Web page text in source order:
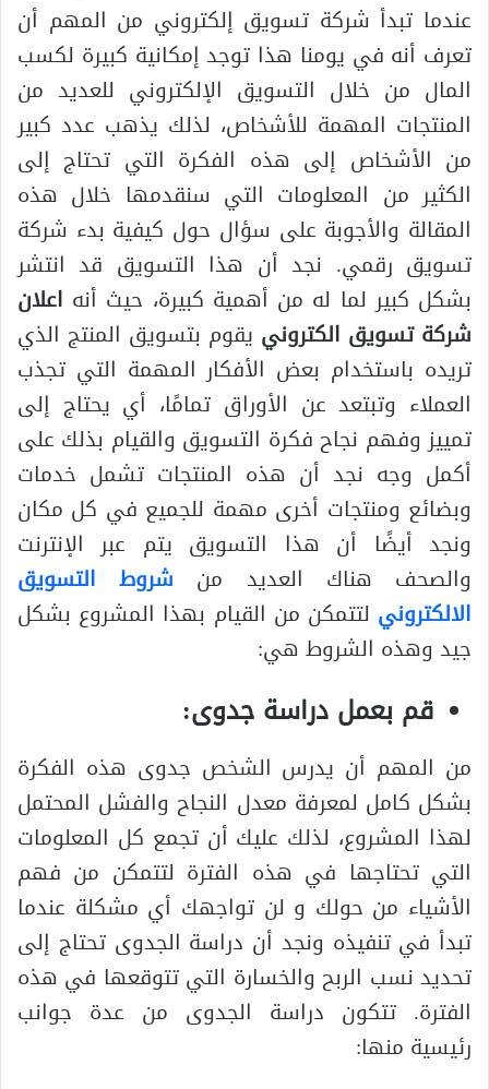
عندما تبدأ شركة تسويق إلكتروني من المهم أن
تعرف أنه في يومنا هذا توجد إمكانية كبيرة لكسب
المال من خلال التسويق الإلكتروني للعديد من
المنتجات المهمة للأشخاص، لذلك يذهب عدد كبير
من الأشخاص إلى هذه الفكرة التي تحتاج إلى
الكثير من المعلومات التي سنقدمها خلال هذه
المقالة والأجوبة على سؤال حول كيفية بدء شركة
تسويق رقمي. نجد أن هذا التسويق قد انتشر
بشكل كبير لما له من أهمية كبيرة، حيث أنه اعلان
شركة تسويق الكتروني يقوم بتسويق المنتج الذي
تريده باستخدام بعض الأفكار المهمة التي تجذب
العملاء وتبتعد عن الأوراق تمامًا، أي يحتاج إلى
تمييز وفهم نجاح فكرة التسويق والقيام بذلك على
أكمل وجه نجد أن هذه المنتجات تشمل خدمات
وبضائع ومنتجات أخرى مهمة للجميع في كل مكان
ونجد أيضًا أن هذا التسويق يتم عبر الإنترنت
والصحف هناك العديد من شروط التسويق
الالكتروني لتتمكن من القيام بهذا المشروع بشكل
جيد وهذه الشروط هي:
قم بعمل دراسة جدوى:
من المهم أن يدرس الشخص جدوى هذه الفكرة
بشكل كامل لمعرفة معدل النجاح والفشل المحتمل
لهذا المشروع، لذلك عليك أن تجمع كل المعلومات
التي تحتاجها في هذه الفترة لتتمكن من فهم
الأشياء من حولك و لن تواجهك أي مشكلة عندما
تبدأ في تنفيذه ونجد أن دراسة الجدوى تحتاج إلى
تحديد نسب الربح والخسارة التي تتوقعها في هذه
الفترة. تتكون دراسة الجدوى من عدة جوانب
رئيسية منها: